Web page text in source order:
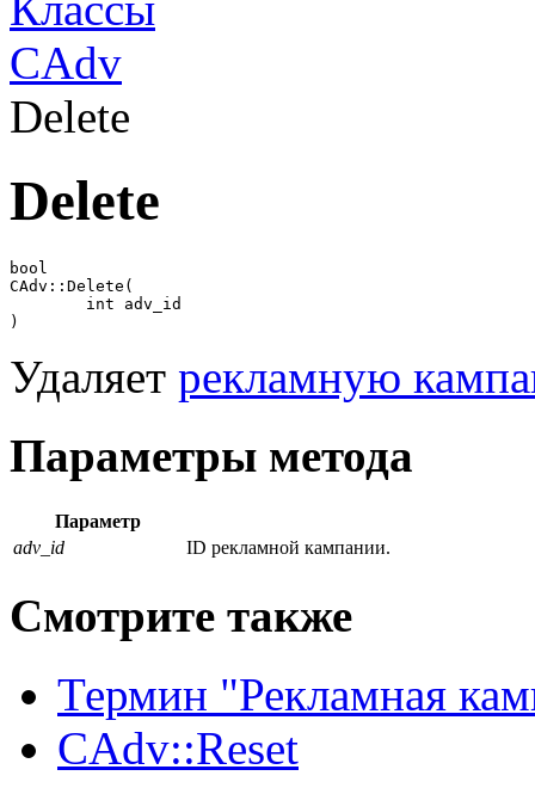
CAdv
Delete
Delete
bool
CAdv::Delete(
)
Удаляет рекламную
Параметры метода
Параметр
adv_id
ID рекламной кампании.
Смотрите также
Термин "Рекламная
CAdv::Reset